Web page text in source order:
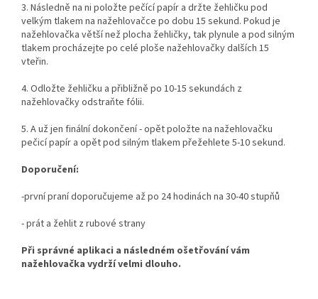
3. Následně na ni položte pečící papír a držte žehličku pod
velkým tlakem na nažehlovačce po dobu 15 sekund. Pokud je
nažehlovačka větší než plocha žehličky, tak plynule a pod silným
tlakem procházejte po celé ploše nažehlovačky dalších 15
vteřin.
4. Odložte žehličku a přibližně po 10-15 sekundách z
nažehlovačky odstraňte fólii.
5. A už jen finální dokončení - opět položte na nažehlovačku
pečicí papír a opět pod silným tlakem přežehlete 5-10 sekund.
Doporučení:
-první praní doporučujeme až po 24 hodinách na 30-40 stupňů
- prát a žehlit z rubové strany
Při správné aplikaci a následném ošetřování vám
nažehlovačka vydrží velmi dlouho.